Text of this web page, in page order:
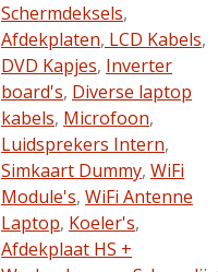
Schermdeksels,
Afdekplaten, LCD Kabels,
DVD Kapjes, Inverter
board's, Diverse laptop
kabels, Microfoon,
Luidsprekers Intern,
Simkaart Dummy, WiFi
Module's, WiFi Antenne
Laptop, Koeler's,
Afdekplaat HS +